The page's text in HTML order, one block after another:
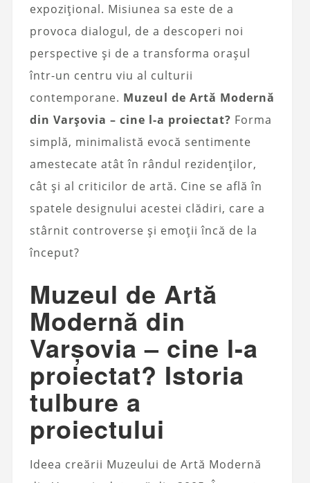
expozițional. Misiunea sa este de a
provoca dialogul, de a descoperi noi
perspective și de a transforma orașul
într-un centru viu al culturii
contemporane. Muzeul de Artă Modernă
din Varșovia – cine l-a proiectat? Forma
simplă, minimalistă evocă sentimente
amestecate atât în ​​rândul rezidenților,
cât și al criticilor de artă. Cine se află în
spatele designului acestei clădiri, care a
stârnit controverse și emoții încă de la
început?
Muzeul de Artă
Modernă din
Varșovia – cine l-a
proiectat? Istoria
tulbure a
proiectului
Ideea creării Muzeului de Artă Modernă